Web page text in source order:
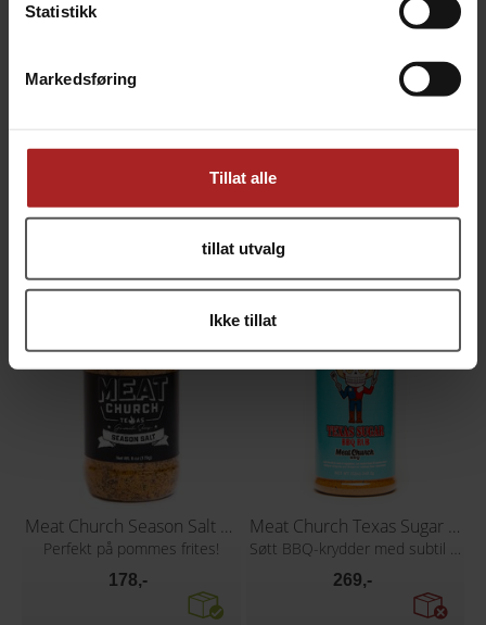
Statistikk
Markedsføring
Tillat alle
tillat utvalg
Ikke tillat
Meat Church Lemon Pepper 170g
Gourmet sitronpepper med BBQ-twist
Meat Church Seafood 170g
Gourmet sjømatkrydder med futt!
Meat Church Season Salt 170g
Perfekt på pommes frites!
178,-
Meat Church Texas Sugar 340g
Søtt BBQ-krydder med subtil ettersmak
269,-